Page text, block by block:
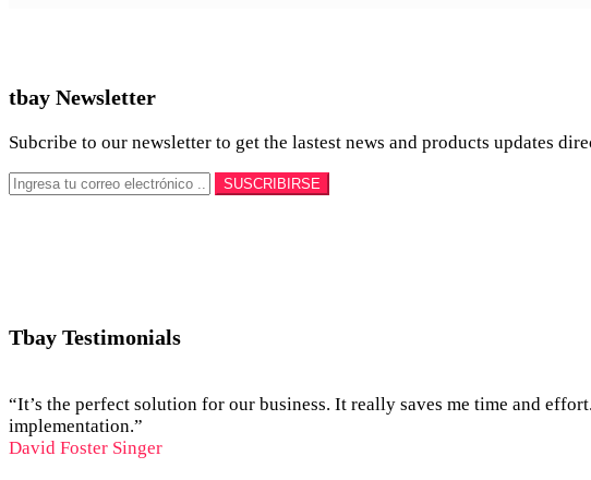
tbay Newsletter
Subcribe to our newsletter to get the lastest news and products updates
Tbay Testimonials
“It’s the perfect solution for our business. It really saves me time and
implementation.”
David Foster Singer